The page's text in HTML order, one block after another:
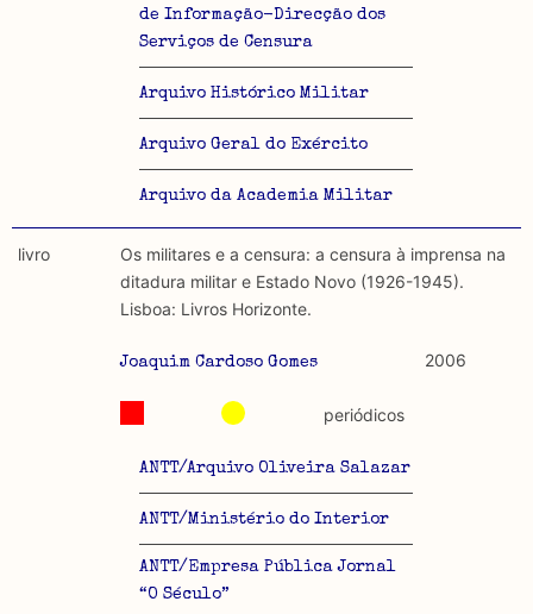
de Informação-Direcção dos
Serviços de Censura
Arquivo Histórico Militar
Arquivo Geral do Exército
Arquivo da Academia Militar
livro
Os militares e a censura: a censura à imprensa na
ditadura militar e Estado Novo (1926-1945).
Lisboa: Livros Horizonte.
Joaquim Cardoso Gomes 2006
ANTT/Arquivo Oliveira Salazar
ANTT/Ministério do Interior
ANTT/Empresa Pública Jornal
“O Século”
periódicos